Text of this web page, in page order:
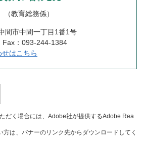
教育総務係
間市中間一丁目1番1号
Fax：093-244-1384
はこちら
だく場合には、Adobe社が提供するAdobe Rea
は、バナーのリンク先からダウンロードしてく